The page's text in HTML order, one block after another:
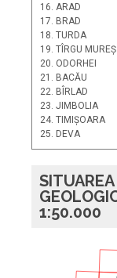
16. ARAD
17. BRAD
18. TURDA
19. TÎRGU MUREȘ
20. ODORHEI
21. BACĂU
22. BÎRLAD
23. JIMBOLIA
24. TIMIȘOARA
25. DEVA
1:50.000